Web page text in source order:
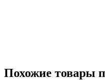
Похожие товары